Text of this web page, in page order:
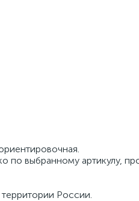
по выбранному артикулу,
России.